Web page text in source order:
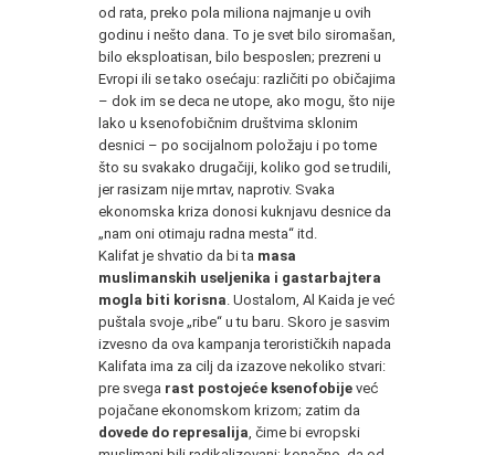
od rata, preko pola miliona najmanje u ovih
godinu i nešto dana. To je svet bilo siromašan,
bilo eksploatisan, bilo besposlen; prezreni u
Evropi ili se tako osećaju: različiti po običajima
– dok im se deca ne utope, ako mogu, što nije
lako u ksenofobičnim društvima sklonim
desnici – po socijalnom položaju i po tome
što su svakako drugačiji, koliko god se trudili,
jer rasizam nije mrtav, naprotiv. Svaka
ekonomska kriza donosi kuknjavu desnice da
„nam oni otimaju radna mesta“ itd.
Kalifat je shvatio da bi ta masa
muslimanskih useljenika i gastarbajtera
mogla biti korisna . Uostalom, Al Kaida je već
puštala svoje „ribe“ u tu baru. Skoro je sasvim
izvesno da ova kampanja terorističkih napada
Kalifata ima za cilj da izazove nekoliko stvari:
pre svega rast postojeće ksenofobije već
pojačane ekonomskom krizom; zatim da
dovede do represalija , čime bi evropski